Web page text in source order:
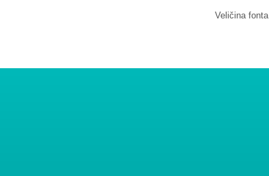
Veličina fonta